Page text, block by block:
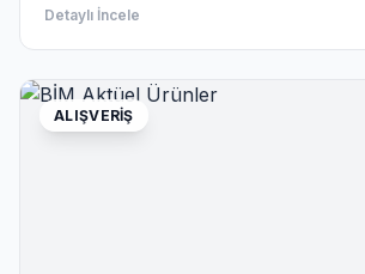
Detaylı İncele
ALIŞVERIŞ